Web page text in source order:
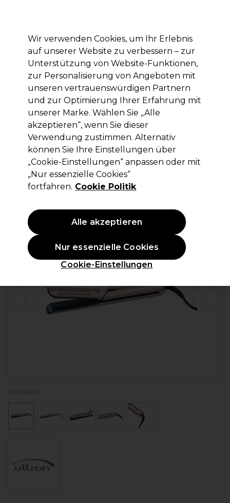
Anmelden
Marken Deals Haare Elektrogeräte Saloneinrichtung
Lieferung und Lieferzeiten
– mehr erfahren
Ultron
Ultron Airflux Luftstrom-Stylingeisen
(0)
48,96 €69,95 €ohne MwSt.(PROFI-PREIS)
58,26 €inkl. MwSt.)
P000609
Wir verwenden Cookies, um Ihr Erlebnis
auf unserer Website zu verbessern – zur
Unterstützung von Website-Funktionen,
zur Personalisierung von Angeboten mit
unseren vertrauenswürdigen Partnern
und zur Optimierung Ihrer Erfahrung mit
unserer Marke. Wählen Sie „Alle
akzeptieren“, wenn Sie dieser
Verwendung zustimmen. Alternativ
können Sie Ihre Einstellungen über
„Cookie-Einstellungen“ anpassen oder mit
„Nur essenzielle Cookies“
fortfahren. Cookie Politik
Cookie-Einstellungen
Nur essenzielle Cookies
Alle akzeptieren